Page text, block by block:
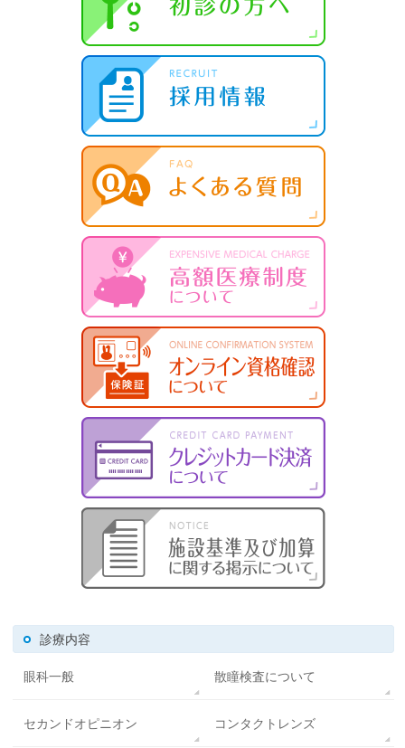
診療内容
眼科一般 散瞳検査について
セカンドオピニオン コンタクトレンズ